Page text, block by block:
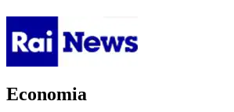
Economia